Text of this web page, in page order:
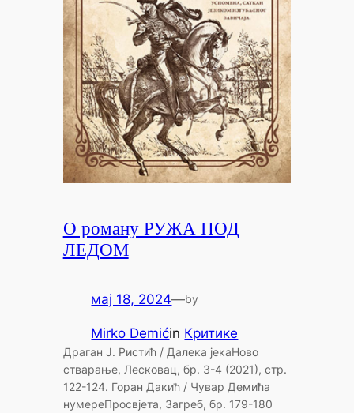
О роману РУЖА ПОД
ЛЕДОМ
мај 18, 2024—by
Mirko Demićin Критике
Драган Ј. Ристић / Далека јекаНово
стварање, Лесковац, бр. 3-4 (2021), стр.
122-124. Горан Дакић / Чувар Демића
нумереПросвјета, Загреб, бр. 179-180